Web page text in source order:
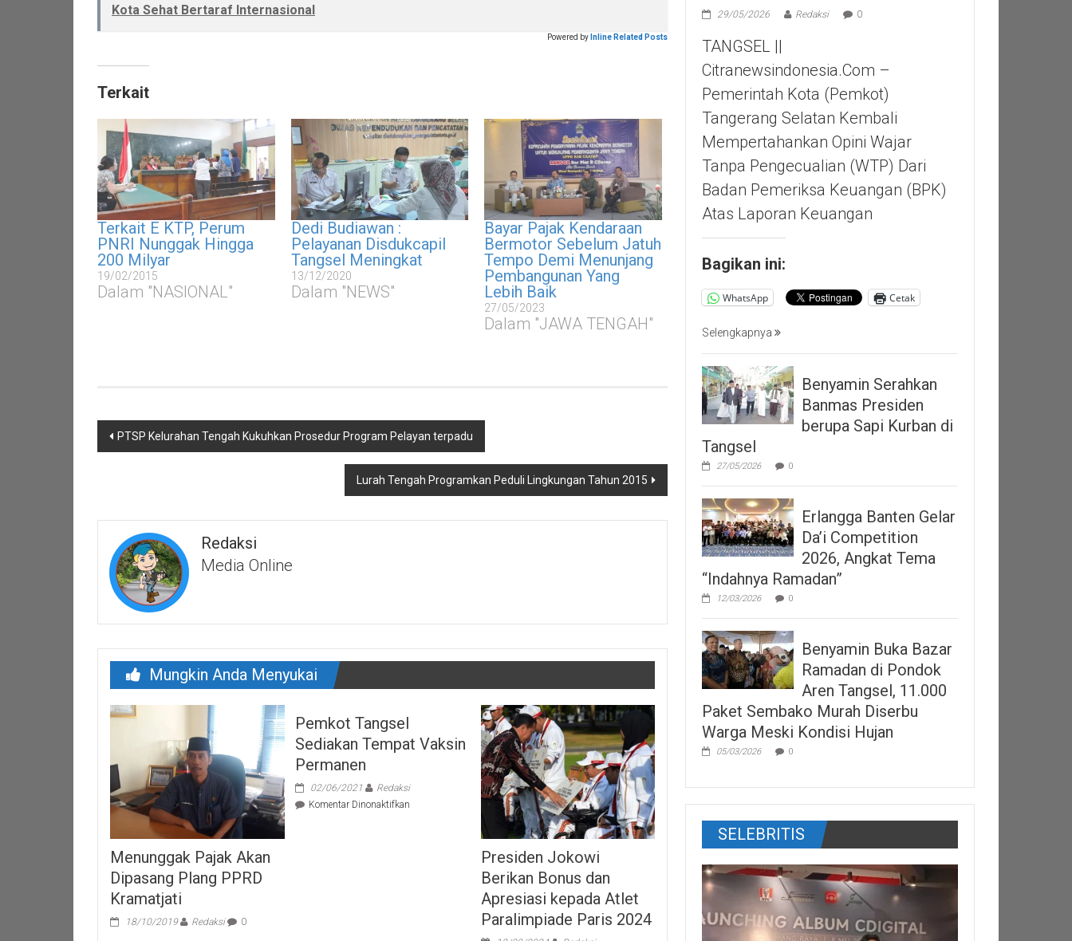
Kota Sehat Bertaraf Internasional
Powered by Inline Related Posts
Terkait
Terkait E KTP, Perum
PNRI Nunggak Hingga
200 Milyar
19/02/2015
Dalam "NASIONAL"
Dedi Budiawan :
Pelayanan Disdukcapil
Tangsel Meningkat
13/12/2020
Dalam "NEWS"
Bayar Pajak Kendaraan
Bermotor Sebelum Jatuh
Tempo Demi Menunjang
Pembangunan Yang
Lebih Baik
27/05/2023
Dalam "JAWA TENGAH"
Navigasi
pos
PTSP Kelurahan Tengah Kukuhkan Prosedur Program Pelayan terpadu
Lurah Tengah Programkan Peduli Lingkungan Tahun 2015
Redaksi
Media Online
Mungkin Anda Menyukai
Menunggak Pajak Akan
Dipasang Plang PPRD
Kramatjati
18/10/2019 Redaksi 0
Pemkot Tangsel
Sediakan Tempat Vaksin
Permanen
02/06/2021
Redaksi
Komentar Dinonaktifkan
Presiden Jokowi
Berikan Bonus dan
Apresiasi kepada Atlet
Paralimpiade Paris 2024
29/05/2026 Redaksi 0
TANGSEL ||
Citranewsindonesia.com –
Pemerintah Kota (Pemkot)
Tangerang Selatan Kembali
Mempertahankan Opini Wajar
Tanpa Pengecualian (WTP) Dari
Badan Pemeriksa Keuangan (BPK)
Atas Laporan Keuangan
Bagikan ini:
WhatsApp Cetak
Selengkapnya
Benyamin Serahkan
Banmas Presiden
berupa Sapi Kurban di
Tangsel
27/05/2026 0
Erlangga Banten Gelar
Da’i Competition
2026, Angkat Tema
“Indahnya Ramadan”
12/03/2026 0
Benyamin Buka Bazar
Ramadan di Pondok
Aren Tangsel, 11.000
Paket Sembako Murah Diserbu
Warga Meski Kondisi Hujan
05/03/2026 0
SELEBRITIS